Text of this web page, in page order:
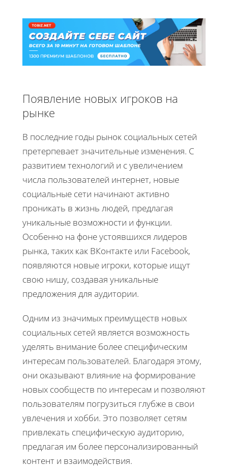
Появление новых игроков на
рынке
В последние годы рынок социальных сетей
претерпевает значительные изменения. С
развитием технологий и с увеличением
числа пользователей интернет, новые
социальные сети начинают активно
проникать в жизнь людей, предлагая
уникальные возможности и функции.
Особенно на фоне устоявшихся лидеров
рынка, таких как ВКонтакте или Facebook,
появляются новые игроки, которые ищут
свою нишу, создавая уникальные
предложения для аудитории.
Одним из значимых преимуществ новых
социальных сетей является возможность
уделять внимание более специфическим
интересам пользователей. Благодаря этому,
они оказывают влияние на формирование
новых сообществ по интересам и позволяют
пользователям погрузиться глубже в свои
увлечения и хобби. Это позволяет сетям
привлекать специфическую аудиторию,
предлагая им более персонализированный
контент и взаимодействия.